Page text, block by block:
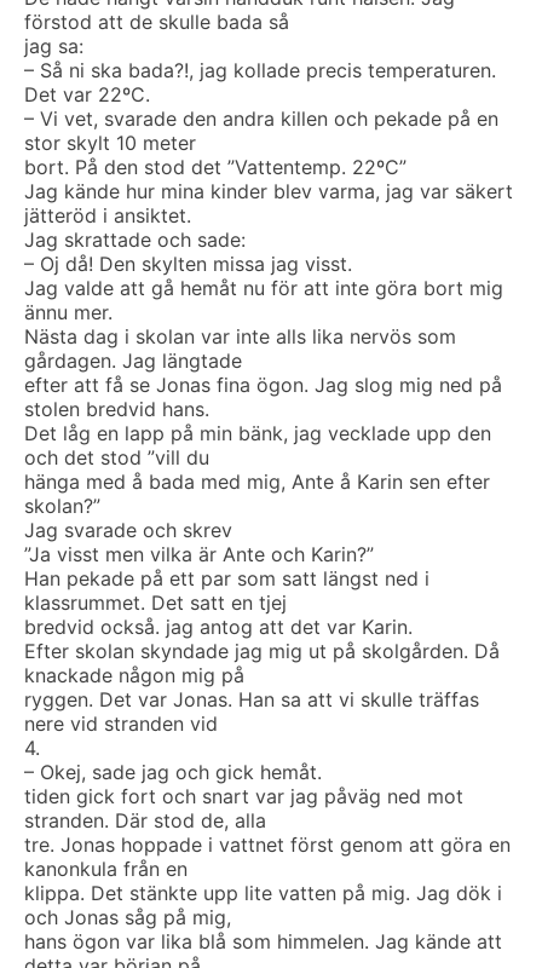
förstod att de skulle bada så
jag sa:
– Så ni ska bada?!, jag kollade precis temperaturen.
Det var 22ºC.
– Vi vet, svarade den andra killen och pekade på en
stor skylt 10 meter
bort. På den stod det ”Vattentemp. 22ºC”
Jag kände hur mina kinder blev varma, jag var säkert
jätteröd i ansiktet.
Jag skrattade och sade:
– Oj då! Den skylten missa jag visst.
Jag valde att gå hemåt nu för att inte göra bort mig
ännu mer.
Nästa dag i skolan var inte alls lika nervös som
gårdagen. Jag längtade
efter att få se Jonas fina ögon. Jag slog mig ned på
stolen bredvid hans.
Det låg en lapp på min bänk, jag vecklade upp den
och det stod ”vill du
hänga med å bada med mig, Ante å Karin sen efter
skolan?”
Jag svarade och skrev
”Ja visst men vilka är Ante och Karin?”
Han pekade på ett par som satt längst ned i
klassrummet. Det satt en tjej
bredvid också. jag antog att det var Karin.
Efter skolan skyndade jag mig ut på skolgården. Då
knackade någon mig på
ryggen. Det var Jonas. Han sa att vi skulle träffas
nere vid stranden vid
4.
– Okej, sade jag och gick hemåt.
tiden gick fort och snart var jag påväg ned mot
stranden. Där stod de, alla
tre. Jonas hoppade i vattnet först genom att göra en
kanonkula från en
klippa. Det stänkte upp lite vatten på mig. Jag dök i
och Jonas såg på mig,
hans ögon var lika blå som himmelen. Jag kände att